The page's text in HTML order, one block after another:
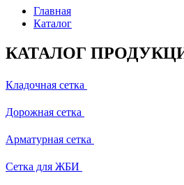
Главная
Каталог
КАТАЛОГ
Кладочная сетка
Дорожная сетка
Арматурная сетка
Сетка для ЖБИ